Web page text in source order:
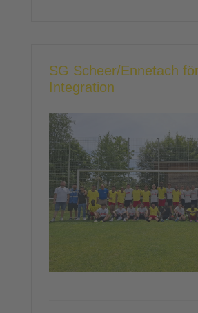
SG Scheer/Ennetach
Integration